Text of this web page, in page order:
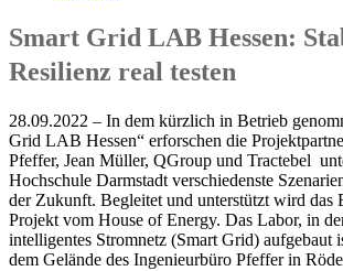
Smart Grid LAB Hessen:
Resilienz real testen
28.09.2022 – In dem kürzlich in Betrieb
Grid LAB Hessen“ erforschen die
Pfeffer, Jean Müller, QGroup und Tractebel
Hochschule Darmstadt verschiedenste
der Zukunft. Begleitet und unterstützt wird das
Projekt vom House of Energy. Das Labor, in
intelligentes Stromnetz (Smart Grid) aufgebaut
dem Gelände des Ingenieurbüro Pfeffer in